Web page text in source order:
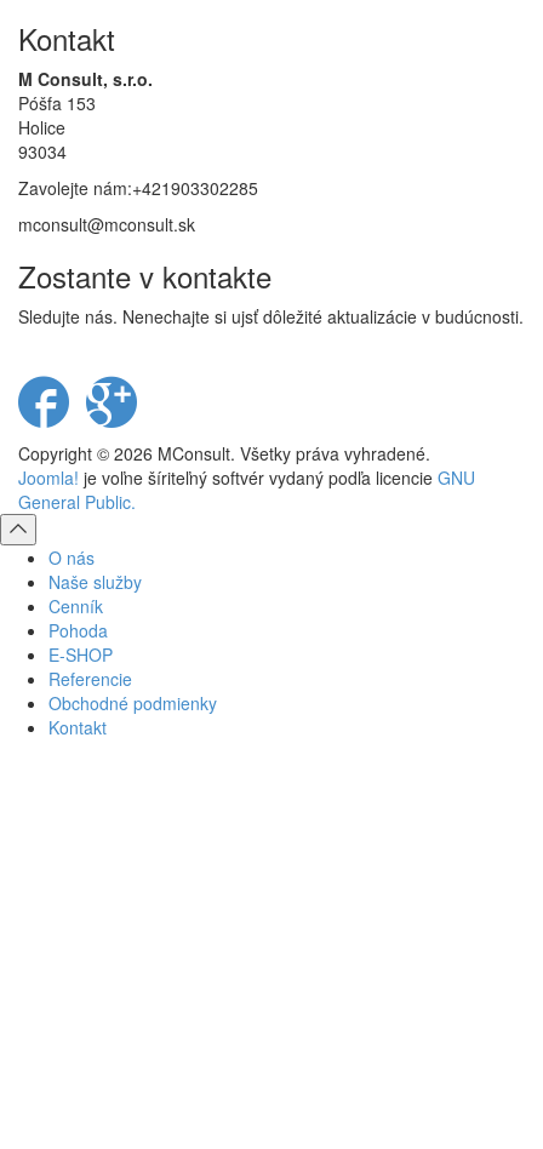
Kontakt
M Consult, s.r.o.
Póšfa 153
Holice
93034
Zavolejte nám:+421903302285
mconsult@mconsult.sk
Zostante v kontakte
Sledujte nás. Nenechajte si ujsť dôležité aktualizácie v budúcnosti.
Sledujte
nás
Facebook-
u
nás
Google
Plus
Copyright © 2026 MConsult. Všetky práva vyhradené.
Joomla! je voľne šíriteľný softvér vydaný podľa licencie GNU
General Public.
Prejdite
na
začiatok
O nás
Naše služby
Cenník
Pohoda
E-SHOP
Referencie
Obchodné podmienky
Kontakt